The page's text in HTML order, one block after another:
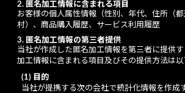
2. 匿名加工情報に含まれる項目
お客様の個人属性情報（性別、年代、住所（
村）、商品購入履歴、サービス利用履歴
3. 匿名加工情報の第三者提供
当社が作成した匿名加工情報を第三者に提供
加工情報に含まれる項目及びその提供方法は以
(1) 目的
当社が提携する次の会社で統計化情報を作成